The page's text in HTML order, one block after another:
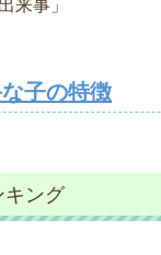
来事」
子の特徴
キング